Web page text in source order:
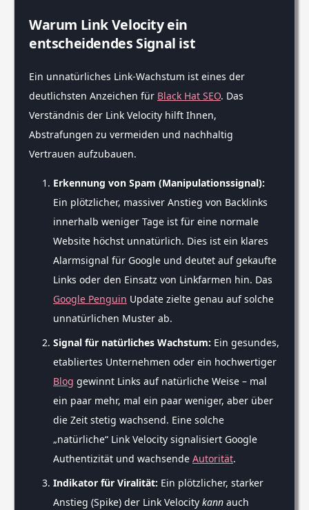
Warum Link Velocity ein
entscheidendes Signal ist
Ein unnatürliches Link-Wachstum ist eines der
deutlichsten Anzeichen für Black Hat SEO. Das
Verständnis der Link Velocity hilft Ihnen,
Abstrafungen zu vermeiden und nachhaltig
Vertrauen aufzubauen.
Erkennung von Spam (Manipulationssignal):
Ein plötzlicher, massiver Anstieg von Backlinks
innerhalb weniger Tage ist für eine normale
Website höchst unnatürlich. Dies ist ein klares
Alarmsignal für Google und deutet auf gekaufte
Links oder den Einsatz von Linkfarmen hin. Das
Google Penguin Update zielte genau auf solche
unnatürlichen Muster ab.
Signal für natürliches Wachstum: Ein gesundes,
etabliertes Unternehmen oder ein hochwertiger
Blog gewinnt Links auf natürliche Weise – mal
ein paar mehr, mal ein paar weniger, aber über
die Zeit stetig wachsend. Eine solche
„natürliche“ Link Velocity signalisiert Google
Authentizität und wachsende Autorität.
Indikator für Viralität: Ein plötzlicher, starker
Anstieg (Spike) der Link Velocity kann auch